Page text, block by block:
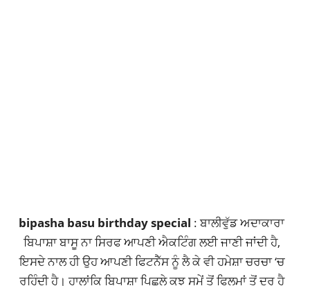
bipasha basu birthday special : ਬਾਲੀਵੁੱਡ ਅਦਾਕਾਰਾ
ਬਿਪਾਸ਼ਾ ਬਾਸੂ ਨਾ ਸਿਰਫ ਆਪਣੀ ਐਕਟਿੰਗ ਲਈ ਜਾਣੀ ਜਾਂਦੀ ਹੈ,
ਇਸਦੇ ਨਾਲ ਹੀ ਉਹ ਆਪਣੀ ਫਿਟਨੈੱਸ ਨੂੰ ਲੈ ਕੇ ਵੀ ਹਮੇਸ਼ਾ ਚਰਚਾ ‘ਚ
ਰਹਿੰਦੀ ਹੈ। ਹਾਲਾਂਕਿਬਿਪਾਸ਼ਾ ਪਿਛਲੇ ਕੁਝ ਸਮੇਂ ਤੋਂ ਫਿਲਮਾਂ ਤੋਂ ਦੂਰ ਹੈ